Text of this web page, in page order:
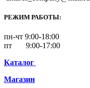
РЕЖИМ РАБОТЫ:
пн-чт 9:00-18:00
пт 9:00-17:00
Каталог
Магазин